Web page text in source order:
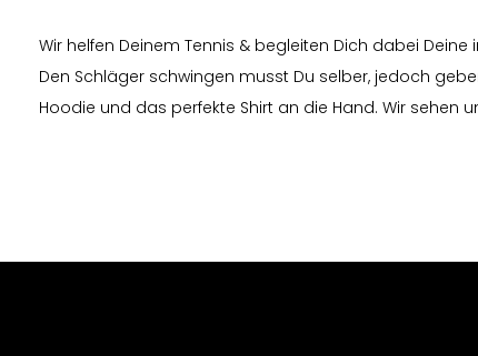
Wir helfen Deinem Tennis & begleiten Dich dabei Deine
Den Schläger schwingen musst Du selber, jedoch
Hoodie und das perfekte Shirt an die Hand. Wir sehen